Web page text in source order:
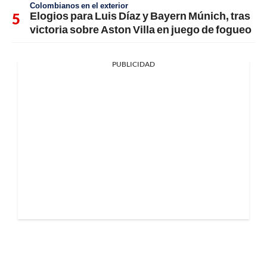
Colombianos en el exterior
Elogios para Luis Díaz y Bayern Múnich, tras
victoria sobre Aston Villa en juego de fogueo
PUBLICIDAD